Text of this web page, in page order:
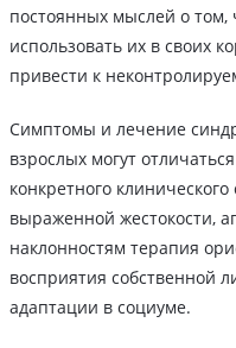
постоянных мыслей о
использовать их в своих
привести к
Симптомы и лечение
взрослых могут
конкретного
выраженной жестокости,
наклонностям терапия
восприятия собственной
адаптации в социуме.